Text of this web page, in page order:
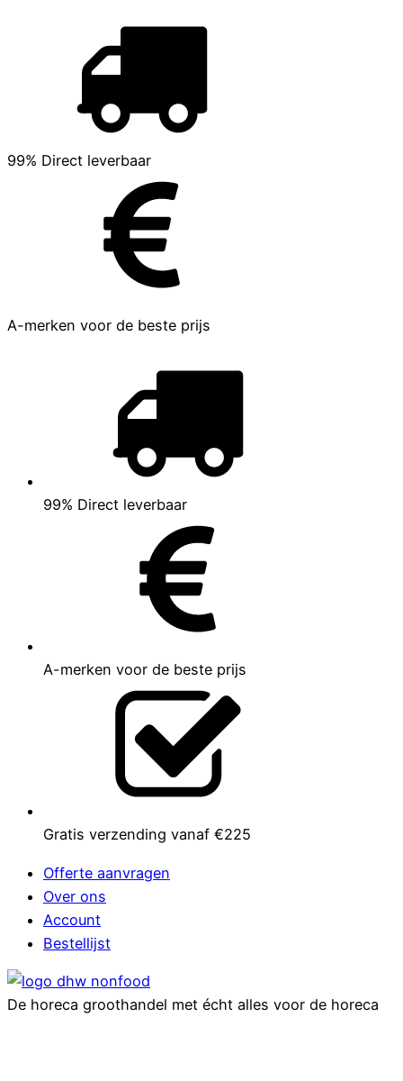
99% Direct leverbaar
A-merken voor de beste prijs
99% Direct leverbaar
A-merken voor de beste prijs
Gratis verzending vanaf €225
Offerte aanvragen
Over ons
Account
Bestellijst
De horeca groothandel met écht alles voor de horeca